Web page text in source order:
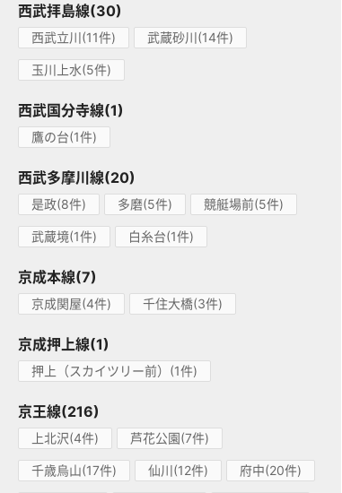
西武拝島線(30)
西武立川(11件) 武蔵砂川(14件)
玉川上水(5件)
西武国分寺線(1)
鷹の台(1件)
西武多摩川線(20)
是政(8件) 多磨(5件) 競艇場前(5件)
武蔵境(1件) 白糸台(1件)
京成本線(7)
京成関屋(4件) 千住大橋(3件)
京成押上線(1)
押上（スカイツリー前）(1件)
京王線(216)
上北沢(4件) 芦花公園(7件)
千歳烏山(17件) 仙川(12件) 府中(20件)